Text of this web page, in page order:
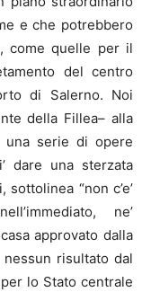
e che potrebbero
come quelle per il
del centro
di Salerno. Noi
della Fillea– alla
una serie di opere
dare una sterzata
“non c’e’
ne’
approvato dalla
risultato dal
lo Stato centrale